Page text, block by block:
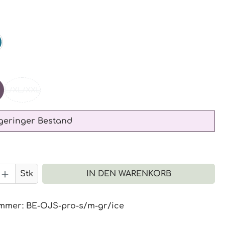
L/XL/XXL
Bestand
Anzahl: Gib den gewünschten
Stk IN DEN WARENKORB
BE-OJS-pro-s/m-gr/ice